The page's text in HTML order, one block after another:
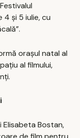
4 și 5 iulie, cu
orașul natal al
al filmului,
Bostan,